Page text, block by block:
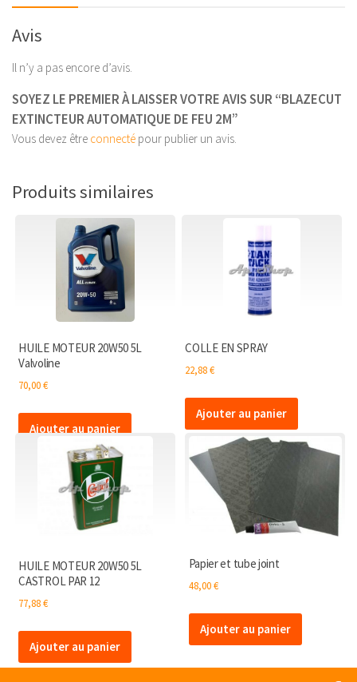
feu
2M
Avis
Il n’y a pas encore d’avis.
SOYEZ LE PREMIER À LAISSER VOTRE AVIS SUR “BLAZECUT
EXTINCTEUR AUTOMATIQUE DE FEU 2M”
Vous devez être connecté pour publier un avis.
Produits similaires
HUILE MOTEUR 20W50 5L
Valvoline
70,00€
Ajouter au panier
COLLE EN SPRAY
22,88€
Ajouter au panier
HUILE MOTEUR 20W50 5L
CASTROL PAR 12
77,88€
Ajouter au panier
Papier et tube joint
48,00€
Ajouter au panier